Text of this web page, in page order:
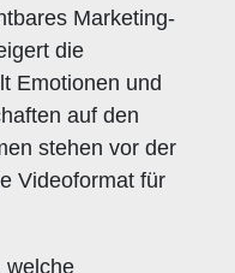
Marketing-
die
Emotionen und
auf den
stehen vor der
Videoformat für
welche